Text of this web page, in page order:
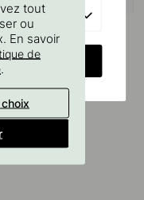
tout
ou
En savoir
de
.